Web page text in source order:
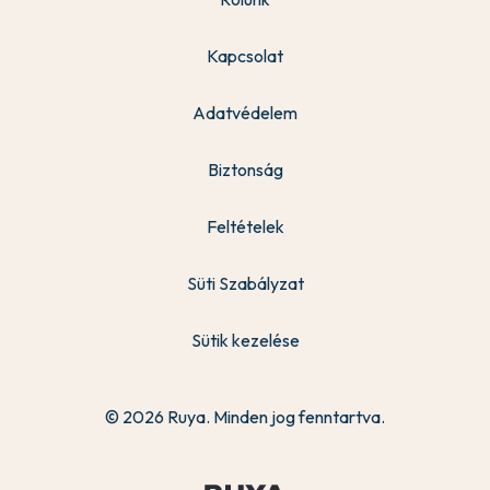
Kapcsolat
Adatvédelem
Biztonság
Feltételek
Süti Szabályzat
Sütik kezelése
© 2026 Ruya. Minden jog fenntartva.